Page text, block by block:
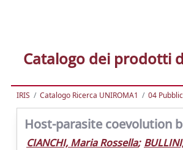
Catalogo dei prodotti
IRIS Catalogo Ricerca UNIROMA1 04
Host-parasite coevolution
CIANCHI, Maria Rossella;